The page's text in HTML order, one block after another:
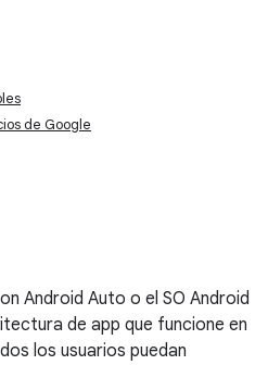
de Google
Android Auto o el SO Android
de app que funcione en
los usuarios puedan